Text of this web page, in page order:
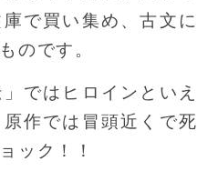
で買い集め、古文に
のです。
ではヒロインといえ
作では冒頭近くで死
ック！！